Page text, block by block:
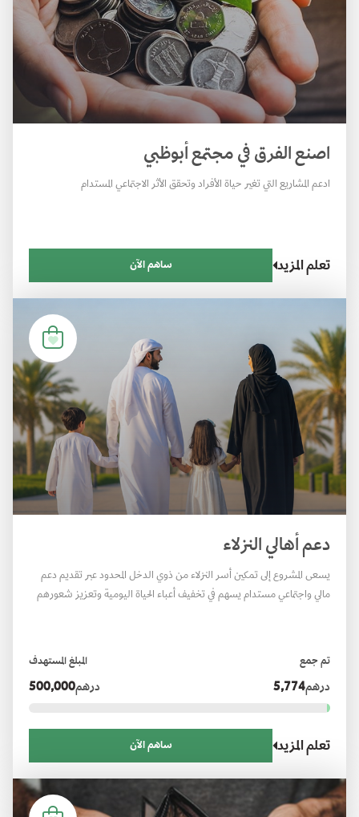
اصنع الفرق في مجتمع أبوظبي
ادعم المشاريع التي تغير حياة الأفراد وتحقق الأثر الاجتماعي المستدام
تعلم المزيد ساهم الآن
دعم أهالي النزلاء
يسعى المشروع إلى تمكين أسر النزلاء من ذوي الدخل المحدود عبر تقديم دعم
مالي واجتماعي مستدام يسهم في تخفيف أعباء الحياة اليومية وتعزيز شعورهم
ودعم العودة إلى المدارس.
تم جمع
درهم5,774
المبلغ المستهدف
درهم500,000
تعلم المزيد ساهم الآن